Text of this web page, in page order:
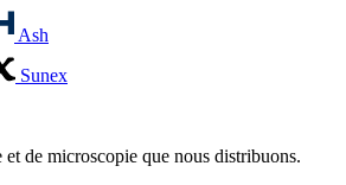
Ash
Sunex
de microscopie que nous distribuons.